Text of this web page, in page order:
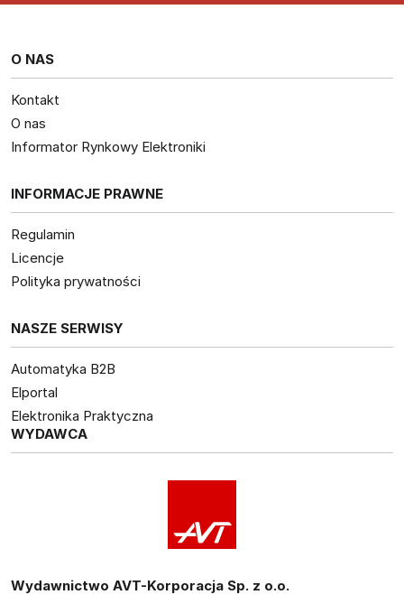
O NAS
Kontakt
O nas
Informator Rynkowy Elektroniki
INFORMACJE PRAWNE
Regulamin
Licencje
Polityka prywatności
NASZE SERWISY
Automatyka B2B
Elportal
Elektronika Praktyczna
WYDAWCA
Wydawnictwo AVT-Korporacja Sp. z o.o.